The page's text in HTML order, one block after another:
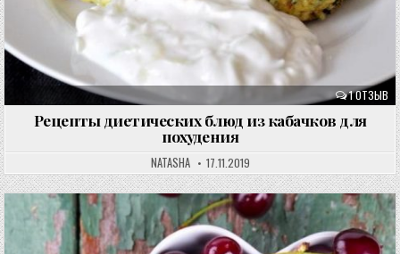
1 ОТЗЫВ
Рецепты диетических блюд из кабачков для
похудения
NATASHA 17.11.2019